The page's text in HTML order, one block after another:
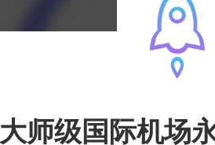
大师级国际机场